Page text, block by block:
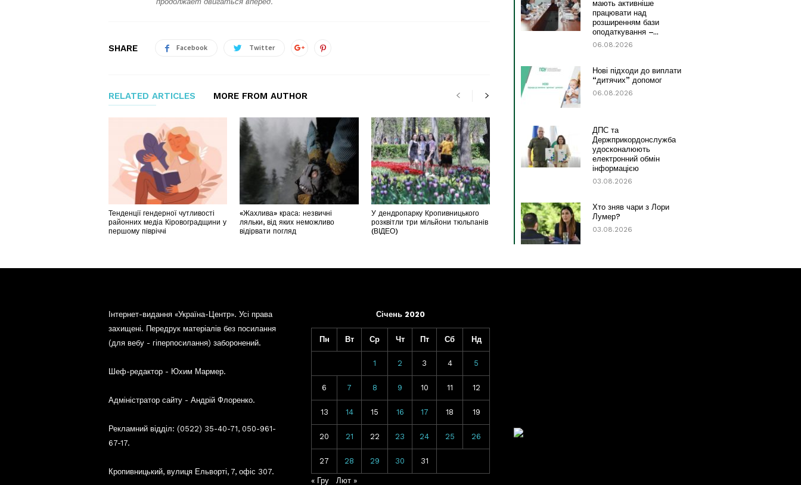
SHARE Facebook Twitter
RELATED ARTICLES MORE FROM AUTHOR
Тенденції гендерної чутливості
районних медіа Кіровоградщини у
першому півріччі
«Жахлива» краса: незвичні
ляльки, від яких неможливо
відірвати погляд
У дендропарку Кропивницького
розквітли три мільйони тюльпанів
(ВІДЕО)
мають активніше
працювати над
розширенням бази
оподаткування –...
06.08.2026
Нові підходи до виплати
“дитячих” допомог
06.08.2026
ДПС та
Держприкордонслужба
удосконалюють
електронний обмін
інформацією
03.08.2026
Хто зняв чари з Лори
Лумер?
03.08.2026
Інтернет-видання «Україна-Центр». Усі права
захищені. Передрук матеріалів без посилання
(для вебу - гіперпосилання) заборонений.
Шеф-редактор - Юхим Мармер.
Адміністратор сайту - Андрій Флоренко.
Рекламний відділ: (0522) 35-40-71, 050-961-
67-17.
Кропивницький, вулиця Ельворті, 7, офіс 307.
Січень 2020
Пн Вт Ср Чт Пт Сб Нд
1 2 3 4 5
6 7 8 9 10 11 12
13 14 15 16 17 18 19
20 21 22 23 24 25 26
27 28 29 30 31
« Гру Лют »